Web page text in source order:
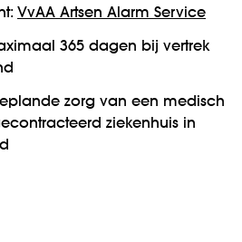
VvAA Artsen Alarm Service
365 dagen bij vertrek
zorg van een medisch
ziekenhuis in